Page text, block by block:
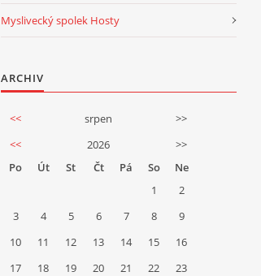
Myslivecký spolek Hosty
ARCHIV
<< srpen
>>
<<
2026
>>
Po
Út St Čt Pá So
Ne
1
2
3
4 5 6 7 8
9
10
11 12 13 14 15
16
17
18 19 20 21 22
23